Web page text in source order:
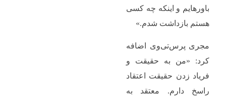
باورهایم و اینکه چه کسی
هستم بازداشت شدم.»
مجری پرس‌تی‌وی اضافه
کرد: «من به حقیقت و
فریاد زدن حقیقت اعتقاد
راسخ دارم. معتقد به